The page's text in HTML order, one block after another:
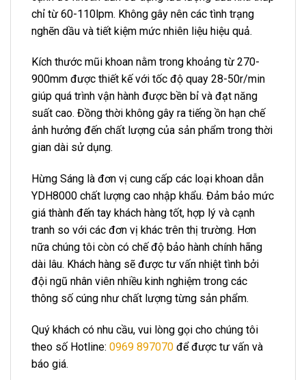
chỉ từ 60-110lpm. Không gây nên các tình trạng
nghẽn dầu và tiết kiệm mức nhiên liệu hiệu quả.
Kích thước mũi khoan nằm trong khoảng từ 270-
900mm được thiết kế với tốc độ quay 28-50r/min
giúp quá trình vận hành được bền bỉ và đạt năng
suất cao. Đồng thời không gây ra tiếng ồn hạn chế
ảnh hưởng đến chất lượng của sản phẩm trong thời
gian dài sử dụng.
Hừng Sáng là đơn vị cung cấp các loại khoan dẫn
YDH8000 chất lượng cao nhập khẩu. Đảm bảo mức
giá thành đến tay khách hàng tốt, hợp lý và cạnh
tranh so với các đơn vị khác trên thị trường. Hơn
nữa chúng tôi còn có chế độ bảo hành chính hãng
dài lâu. Khách hàng sẽ được tư vấn nhiệt tình bởi
đội ngũ nhân viên nhiều kinh nghiệm trong các
thông số cúng như chất lượng từng sản phẩm.
Quý khách có nhu cầu, vui lòng gọi cho chúng tôi
theo số Hotline: 0969 897070 để được tư vấn và
báo giá.